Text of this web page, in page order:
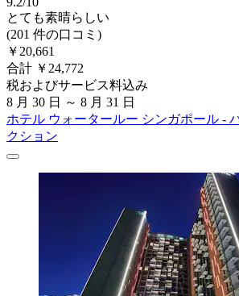
とても素晴らしい
(201 件の口コミ)
￥20,661
合計 ￥24,772
税およびサービス料込み
8 月 30 日 ～ 8 月 31 日
ホテル ウォータールー シンガポール -
クション